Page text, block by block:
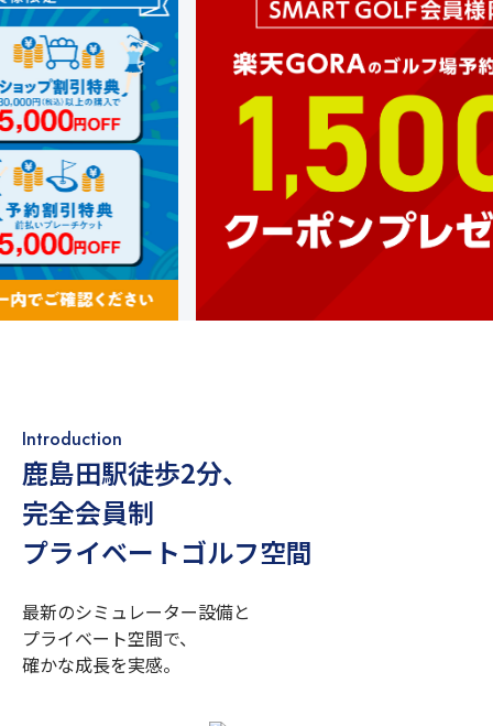
Introduction
鹿島田駅徒歩2分、
完全会員制
プライベートゴルフ空間
最新のシミュレーター設備と
プライベート空間で、
確かな成長を実感。